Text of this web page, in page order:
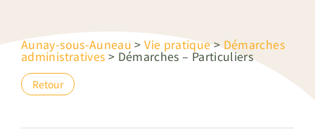
Aunay-sous-Auneau >Vie pratique>Démarches
administratives > Démarches – Particuliers
Retour